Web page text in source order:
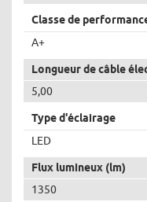
Classe de
A+
Longueur de câble
5,00
Type d'éclairage
LED
Flux lumineux (lm)
1350